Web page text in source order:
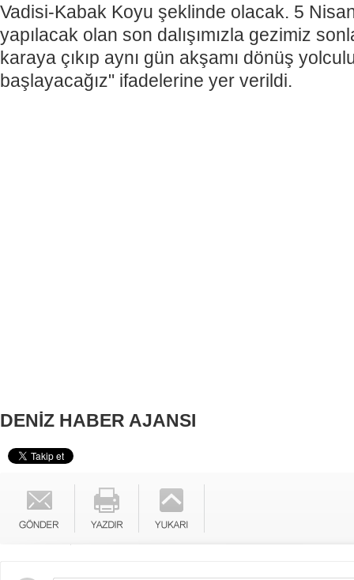
Vadisi-Kabak Koyu şeklinde olacak. 5
yapılacak olan son dalışımızla gezimiz
karaya çıkıp aynı gün akşamı dönüş
başlayacağız" ifadelerine yer verildi.
DENİZ HABER AJANSI